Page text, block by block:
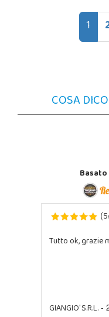
1
COSA
(5
Tutto ok, grazie
GIANGIO' S.R.L.-